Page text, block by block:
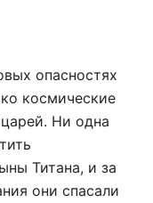
опасностях
космические
Ни одна
Титана, и за
они спасали